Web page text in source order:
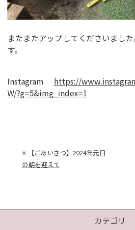
またまたアップしてくださいまし
す。
Instagram https://
W/?g=5&img_index=1
«
【ごあいさつ】2024年元日
の朝を迎えて
カテゴリ